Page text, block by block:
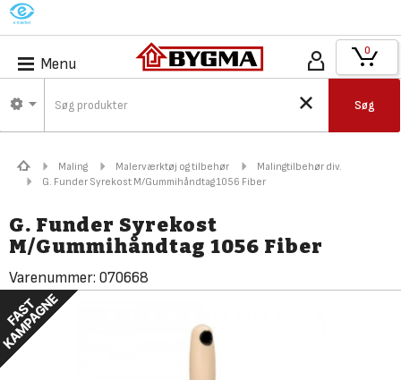
M
Menu
Søg
0
Maling Malerværktøj og tilbehør
Malingtilbehør div.
G. Funder Syrekost M/Gummihåndtag 1056 Fiber
G. Funder Syrekost
M/Gummihåndtag 1056 Fiber
Varenummer: 070668